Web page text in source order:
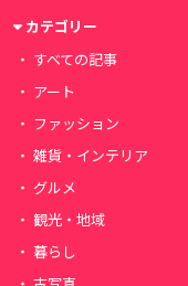
カテゴリー
すべての記事
アート
ファッション
雑貨・インテリア
グルメ
観光・地域
暮らし